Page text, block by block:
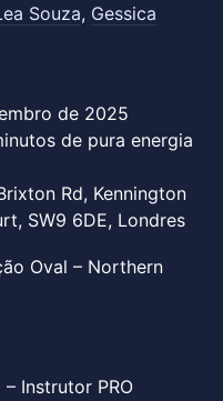
Souza, Gessica
de 2025
de pura energia
Rd, Kennington
SW9 6DE, Londres
Oval – Northern
Instrutor PRO